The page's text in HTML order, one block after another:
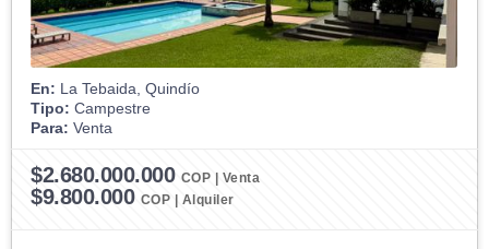
En: La Tebaida, Quindío
Tipo: Campestre
Para: Venta
$2.680.000.000 COP | Venta
$9.800.000 COP | Alquiler